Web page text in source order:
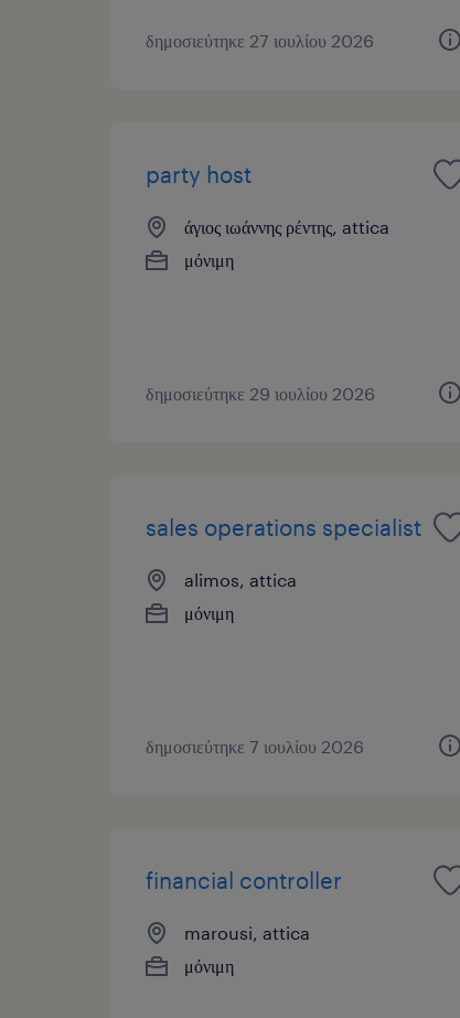
δημοσιεύτηκε 27 ιουλίου 2026
party host
άγιος ιωάννης ρέντης, attica
μόνιμη
δημοσιεύτηκε 29 ιουλίου 2026
sales operations specialist
alimos, attica
μόνιμη
δημοσιεύτηκε 7 ιουλίου 2026
financial controller
marousi, attica
μόνιμη